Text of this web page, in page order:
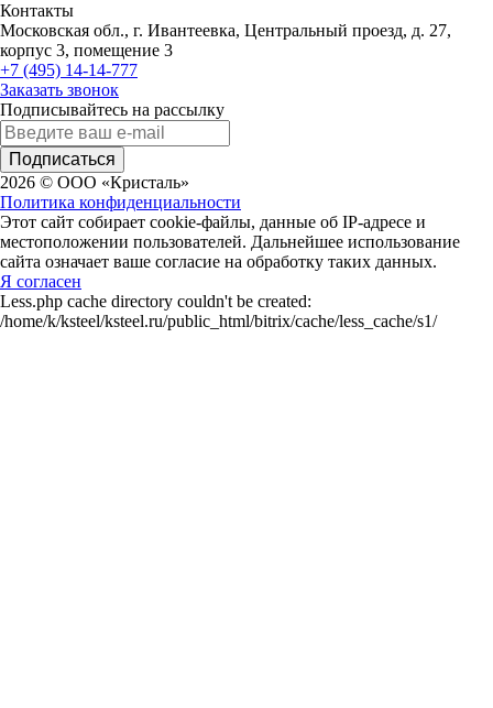
Контакты
Московская обл., г. Ивантеевка, Центральный проезд, д. 27,
корпус 3, помещение 3
+7 (495) 14-14-777
Заказать звонок
Подписывайтесь на рассылку
Подписаться
2026 © ООО «Кристаль»
Политика конфиденциальности
Этот сайт собирает cookie-файлы, данные об IP-адресе и
местоположении пользователей. Дальнейшее использование
сайта означает ваше согласие на обработку таких данных.
Я согласен
Less.php cache directory couldn't be created:
/home/k/ksteel/ksteel.ru/public_html/bitrix/cache/less_cache/s1/